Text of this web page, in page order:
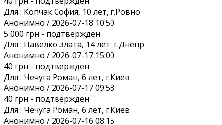
Для : Копчак София, 10 лет, г.Ровно
Анонимно / 2026-07-18 10:50
5 000 грн - подтвержден
Для : Павелко Злата, 14 лет, г.Днепр
Анонимно / 2026-07-17 15:00
40 грн - подтвержден
Для : Чечуга Роман, 6 лет, г.Киев
Анонимно / 2026-07-17 09:58
40 грн - подтвержден
Для : Чечуга Роман, 6 лет, г.Киев
Анонимно / 2026-07-16 08:15